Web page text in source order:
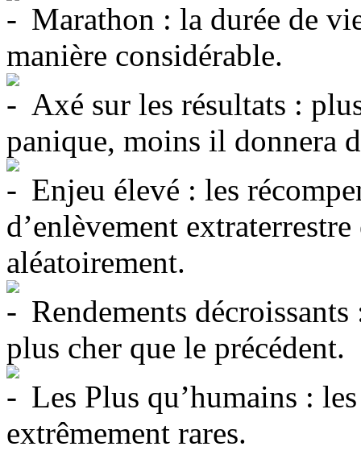
Marathon : la durée de
manière considérable.
Axé sur les résultats :
panique, moins il donnera
Enjeu élevé : les
d’enlèvement
aléatoirement.
Rendements
plus cher que le précédent.
Les Plus qu’humains :
extrêmement rares.